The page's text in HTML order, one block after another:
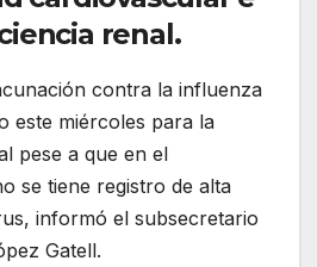
renal.
contra la influenza
este miércoles para la
pese a que en el
se tiene registro de alta
informó el subsecretario
Gatell.